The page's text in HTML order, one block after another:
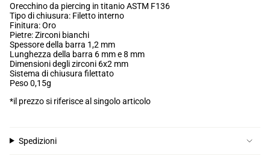
Orecchino da piercing in titanio ASTM F136
Tipo di chiusura: Filetto interno
Finitura: Oro
Pietre: Zirconi bianchi
Spessore della barra 1,2 mm
Lunghezza della barra 6 mm e 8 mm
Dimensioni degli zirconi 6x2 mm
Sistema di chiusura filettato
Peso 0,15g
*il prezzo si riferisce al singolo articolo
Spedizioni